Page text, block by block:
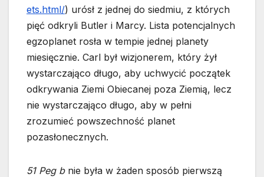
ets.html/) urósł z jednej do siedmiu, z których
pięć odkryli Butler i Marcy. Lista potencjalnych
egzoplanet rosła w tempie jednej planety
miesięcznie. Carl był wizjonerem, który żył
wystarczająco długo, aby uchwycić początek
odkrywania Ziemi Obiecanej poza Ziemią, lecz
nie wystarczająco długo, aby w pełni
zrozumieć powszechność planet
pozasłonecznych.
51 Peg bnie była w żaden sposób pierwszą